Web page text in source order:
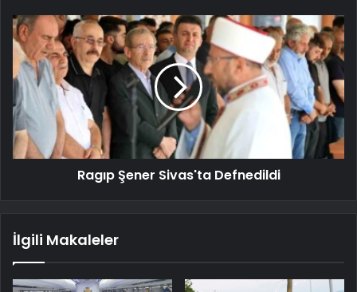
Ragıp Şener Sivas'ta Defnedildi
İlgili Makaleler